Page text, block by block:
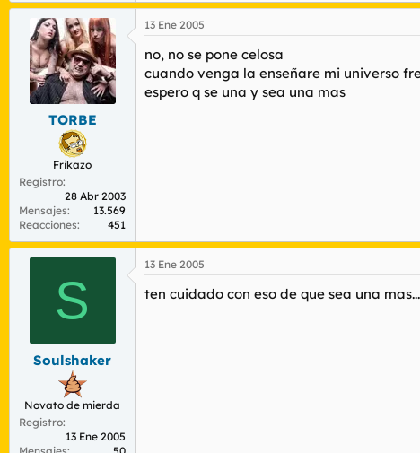
TORBE
Frikazo
Registro
28 Abr 2003
Mensajes
13.569
Reacciones
451
13 Ene 2005
no, no se pone celosa
cuando venga la enseñare mi universo
espero q se una y sea una mas
S
Soulshaker
Novato de mierda
Registro
13 Ene 2005
Mensajes
50
13 Ene 2005
ten cuidado con eso de que sea una